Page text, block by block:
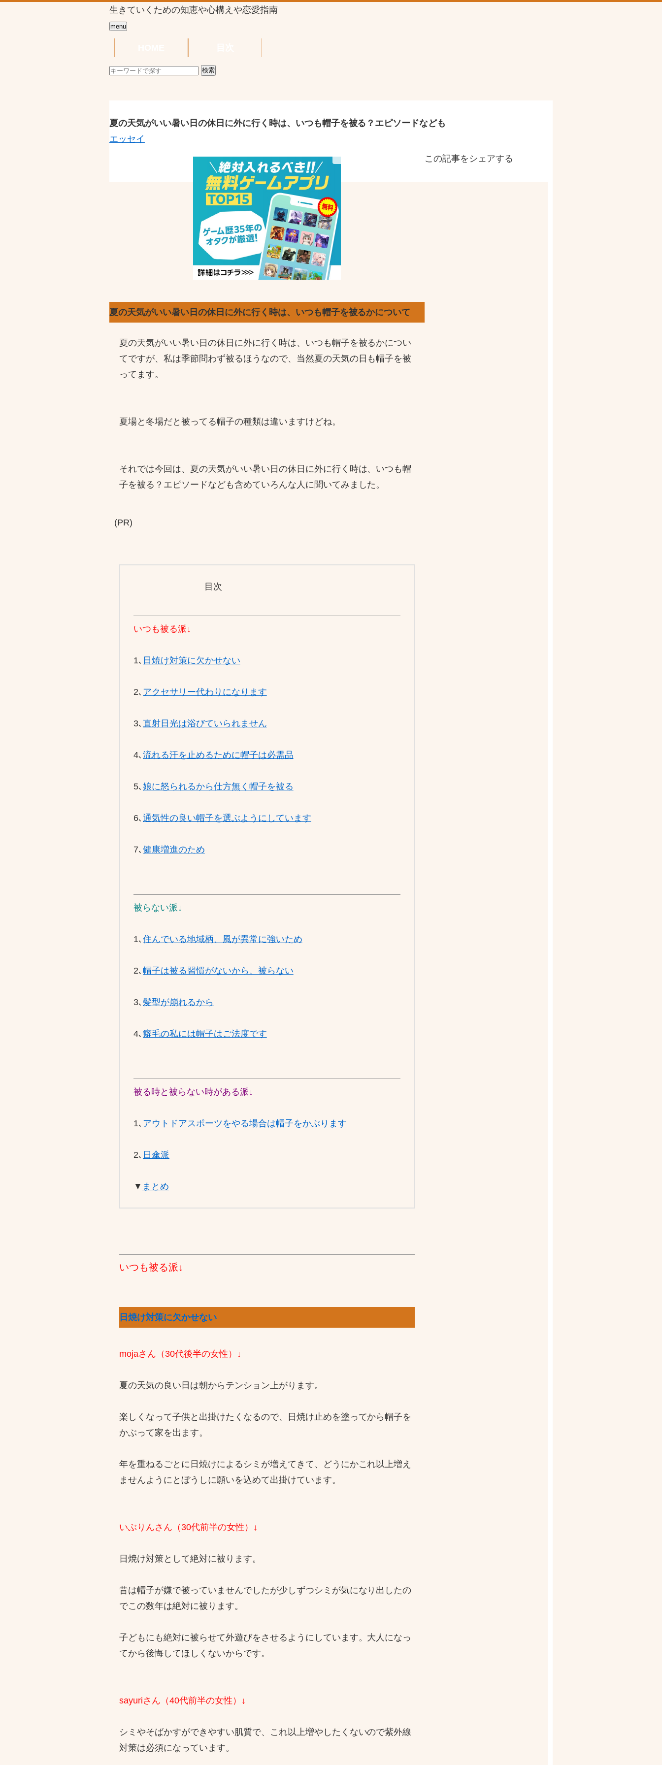
生きていくための知恵や心構えや恋愛指南
menu
夏の天気がいい暑い日の休日に外に行く時は、いつも帽子を被る？エピソードなども
エッセイ
夏の天気がいい暑い日の休日に外に行く時は、いつも帽子を被るかについて
夏の天気がいい暑い日の休日に外に行く時は、いつも帽子を被るかについ
てですが、私は季節問わず被るほうなので、当然夏の天気の日も帽子を被
ってます。
夏場と冬場だと被ってる帽子の種類は違いますけどね。
それでは今回は、夏の天気がいい暑い日の休日に外に行く時は、いつも帽
子を被る？エピソードなども含めていろんな人に聞いてみました。
(PR)
目次
いつも被る派↓
1､ 日焼け対策に欠かせない
2､ アクセサリー代わりになります
3､ 直射日光は浴びていられません
4､ 流れる汗を止めるために帽子は必需品
5､ 娘に怒られるから仕方無く帽子を被る
6､ 通気性の良い帽子を選ぶようにしています
7､ 健康増進のため
被らない派↓
1､ 住んでいる地域柄、風が異常に強いため
2､ 帽子は被る習慣がないから、被らない
3､ 髪型が崩れるから
4､ 癖毛の私には帽子はご法度です
被る時と被らない時がある派↓
1､ アウトドアスポーツをやる場合は帽子をかぶります
2､ 日傘派
▼ まとめ
いつも被る派↓
日焼け対策に欠かせない
mojaさん（30代後半の女性）↓
夏の天気の良い日は朝からテンション上がります。
楽しくなって子供と出掛けたくなるので、日焼け止めを塗ってから帽子を
かぶって家を出ます。
年を重ねるごとに日焼けによるシミが増えてきて、どうにかこれ以上増え
ませんようにとぼうしに願いを込めて出掛けています。
いぶりんさん（30代前半の女性）↓
日焼け対策として絶対に被ります。
昔は帽子が嫌で被っていませんでしたが少しずつシミが気になり出したの
でこの数年は絶対に被ります。
子どもにも絶対に被らせて外遊びをさせるようにしています。大人になっ
てから後悔してほしくないからです。
sayuriさん（40代前半の女性）↓
シミやそばかすができやすい肌質で、これ以上増やしたくないので紫外線
対策は必須になっています。
この記事をシェアする